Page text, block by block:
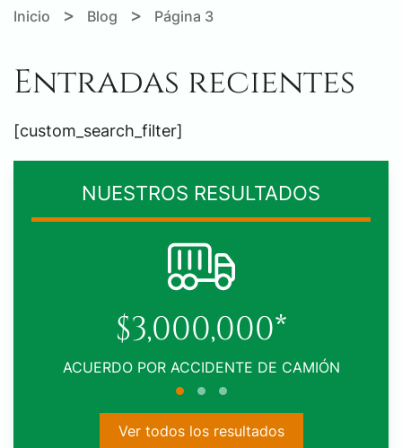
Inicio > Blog > Página 3
Entradas recientes
[custom_search_filter]
NUESTROS RESULTADOS
$1,005,000*
ACUERDO POR ACCIDENTE DE TRÁFICO
Ver todos los resultados